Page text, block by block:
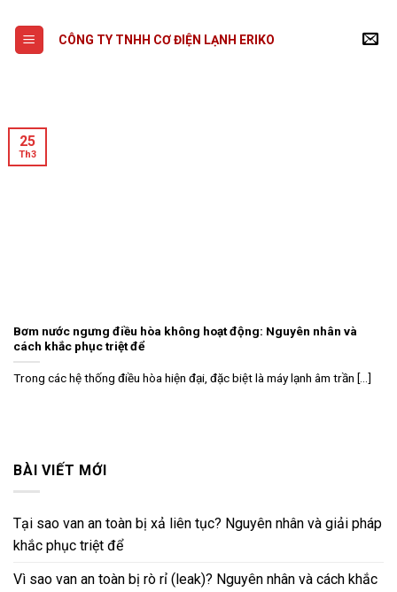
content
CÔNG TY TNHH CƠ ĐIỆN LẠNH ERIKO
Bơm nước ngưng điều hòa không hoạt động: Nguyên nhân và
cách khắc phục triệt để
Trong các hệ thống điều hòa hiện đại, đặc biệt là máy lạnh âm trần [...]
25
Th3
BÀI VIẾT MỚI
Tại sao van an toàn bị xả liên tục? Nguyên nhân và giải pháp
khắc phục triệt để
Vì sao van an toàn bị rò rỉ (leak)? Nguyên nhân và cách khắc